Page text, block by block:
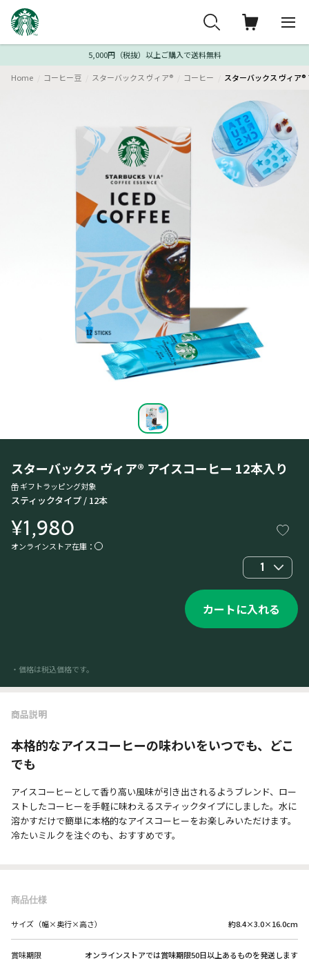
5,000円（税抜）以上ご購入で送料無料
Home コーヒー豆 スターバックス ヴィア® コーヒー スターバックス ヴィア
スターバックス ヴィア® アイスコーヒー 12本入り
ギフトラッピング対象
スティックタイプ / 12本
¥1,980
オンラインストア在庫：
1
カートに入れる
・価格は税込価格です。
商品説明
本格的なアイスコーヒーの味わいをいつでも、どこ
でも
アイスコーヒーとして香り高い風味が引き出されるようブレンド、ロー
ストしたコーヒーを手軽に味わえるスティックタイプにしました。水に
溶かすだけで簡単に本格的なアイスコーヒーをお楽しみいただけます。
冷たいミルクを注ぐのも、おすすめです。
商品仕様
サイズ（幅×奥行×高さ） 約8.4×3.0×16.0cm
賞味期限 オンラインストアでは賞味期限50日以上あるものを発送します